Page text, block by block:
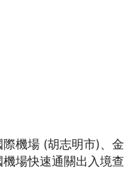
機場 (胡志明市)、金
場快速通關出入境查